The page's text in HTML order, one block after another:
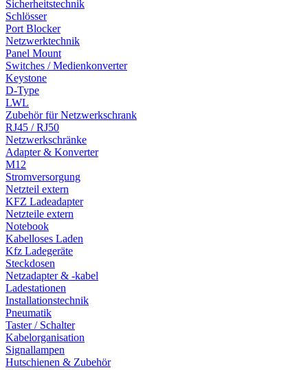
Sicherheitstechnik
Schlösser
Port Blocker
Netzwerktechnik
Panel Mount
Switches / Medienkonverter
Keystone
D-Type
LWL
Zubehör für Netzwerkschrank
RJ45 / RJ50
Netzwerkschränke
Adapter & Konverter
M12
Stromversorgung
Netzteil extern
KFZ Ladeadapter
Netzteile extern
Notebook
Kabelloses Laden
Kfz Ladegeräte
Steckdosen
Netzadapter & -kabel
Ladestationen
Installationstechnik
Pneumatik
Taster / Schalter
Kabelorganisation
Signallampen
Hutschienen & Zubehör